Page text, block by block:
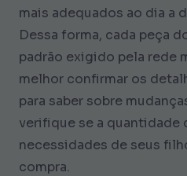
mais adequados ao dia a
Dessa forma, cada peça
padrão exigido pela rede
melhor confirmar os
para saber sobre
verifique se a quantidade
necessidades de seus
compra.